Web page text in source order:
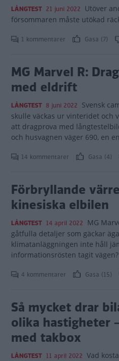
LÅNGTEST 21 juni 2022 Utöver
försommaren måste utökad
1 kommentarer Gasa (7)
MG Marvel R:
med eldrift
LÅNGTEST 8 juni 2022 Svensk
skulle väckas ur vinteridet och
att dragprova med
och husvagnen väger 690, en
14 kommentarer Gasa (4)
Förbryllande
kinesiska elbilen
LÅNGTEST 14 april 2022 MG
gåtfulla detaljer som gäckar
klimatanläggningen inte håll
informationsrösten tagit vägen?
4 kommentarer Gasa (15)
Så mycket drar
olika hastigheter
med takbox
LÅNGTEST 11 april 2022 Vad